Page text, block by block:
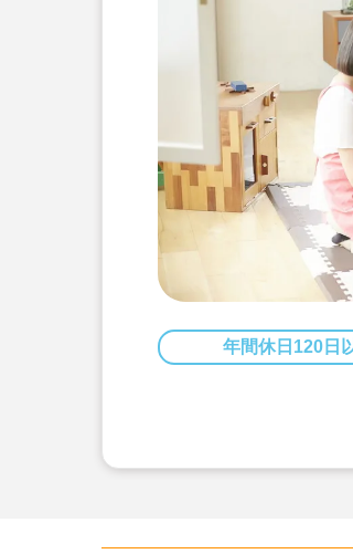
年間休日120日